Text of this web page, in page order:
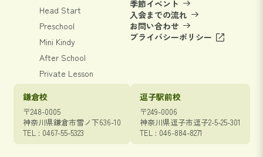
鎌倉校
〒248-0005
神奈川県鎌倉市雪ノ下636-10
TEL : 0467-55-5323
逗子駅前校
〒249-0006
神奈川県逗子市逗子2-5-25-301
TEL : 046-884-8271
Head Start
Preschool
Mini Kindy
After School
Private Lesson
季節イベント
入会までの流れ
お問い合わせ
プライバシーポリシー